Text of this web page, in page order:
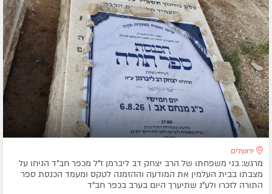
ירושלים
מרגש: בני משפחתו של הרב יצחק דב ליברמן ז"ל מכפר חב"ד הניחו על
מצבתו בבית העלמין את המודעה וההזמנה לטקס ומעמד הכנסת ספר
התורה לזכרו ולע"נ שתיערך היום בערב בכפר חב"ד